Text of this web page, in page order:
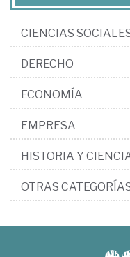
CIENCIAS
DERECHO
ECONOMÍA
EMPRESA
HISTORIA Y
OTRAS